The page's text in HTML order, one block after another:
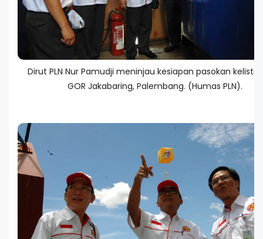
Dirut PLN Nur Pamudji meninjau kesiapan pasokan
GOR Jakabaring, Palembang. (Humas PLN).